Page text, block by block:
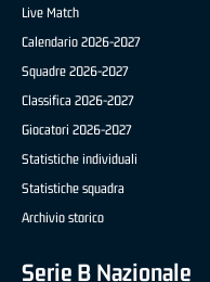
Live Match
Calendario 2026-2027
Squadre 2026-2027
Classifica 2026-2027
Giocatori 2026-2027
Statistiche individuali
Statistiche squadra
Archivio storico
Serie B Nazionale